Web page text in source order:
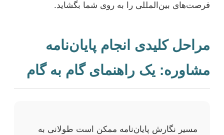
فرصت‌های بین‌المللی را به روی شما بگشاید.
مراحل کلیدی انجام پایان‌نامه
مشاوره: یک راهنمای گام به گام
مسیر نگارش پایان‌نامه ممکن است طولانی به